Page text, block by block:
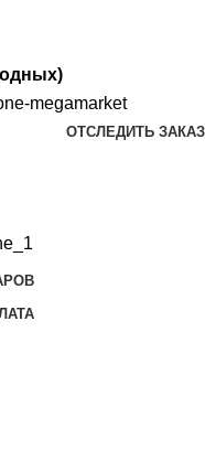
ОТСЛЕДИТЬ ЗАКАЗ